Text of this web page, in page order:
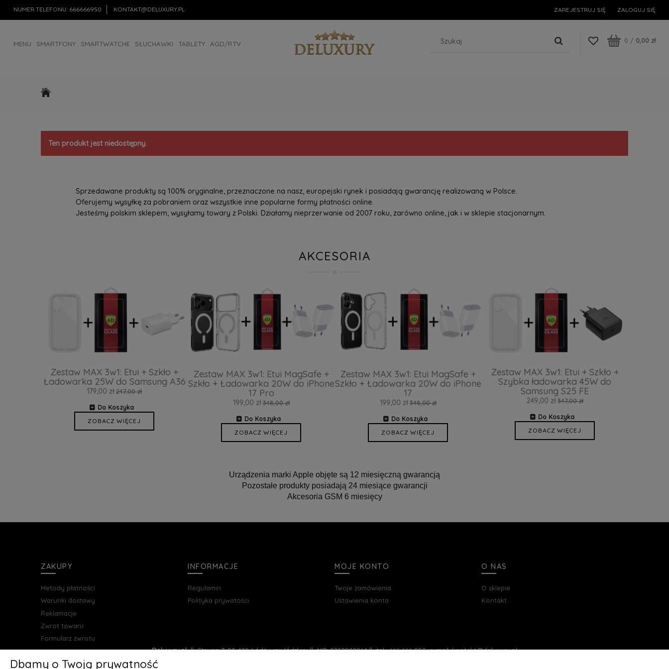
NUMER TELEFONU: 666666950 KONTAKT@DELUXURY.PL ZAREJESTRUJ SIĘ ZALOGUJ SIĘ
MENU SMARTFONY SMARTWATCHE SŁUCHAWKI TABLETY AGD/RTV 0 / 0,00 zł
Ten produkt jest niedostępny.
Sprzedawane produkty są 100% oryginalne, przeznaczone na nasz, europejski rynek i posiadają gwarancję realizowaną w Polsce.
Oferujemy wysyłkę za pobraniem oraz wszystkie inne popularne formy płatności online.
Jesteśmy polskim sklepem, wysyłamy towary z Polski. Działamy nieprzerwanie od 2007 roku, zarówno online, jak i w sklepie stacjonarnym.
AKCESORIA
Zestaw MAX 3w1: Etui + Szkło +
Ładowarka 25W do Samsung A36
179,00 zł 247,00 zł
Do Koszyka
ZOBACZ WIĘCEJ
Zestaw MAX 3w1: Etui MagSafe +
Szkło + Ładowarka 20W do iPhone
17 Pro
199,00 zł 348,00 zł
Do Koszyka
ZOBACZ WIĘCEJ
Zestaw MAX 3w1: Etui MagSafe +
Szkło + Ładowarka 20W do iPhone
17
199,00 zł 348,00 zł
Do Koszyka
ZOBACZ WIĘCEJ
Zestaw MAX 3w1: Etui + Szkło +
Szybka ładowarka 45W do
Samsung S25 FE
249,00 zł 347,00 zł
Do Koszyka
ZOBACZ WIĘCEJ
Urządzenia marki Apple objęte są 12 miesięczną gwarancją
Pozostałe produkty posiadają 24 miesiące gwarancji
Akcesoria GSM 6 miesięcy
ZAKUPY
Metody płatności
Warunki dostawy
Reklamacje
Zwrot towaru
Formularz zwrotu
INFORMACJE
Regulamin
Polityka prywatości
MOJE KONTO
Twoje zamówienia
Ustawienia konta
O NAS
O sklepie
Kontakt
Deluxury.pl|| Struga 7, 90-420 Łódź, woj. łódzkie || NIP: 5252902064 || tel.: 666 666 950, e-mail: kontakt@deluxury.pl
Dbamy o Twoją prywatność